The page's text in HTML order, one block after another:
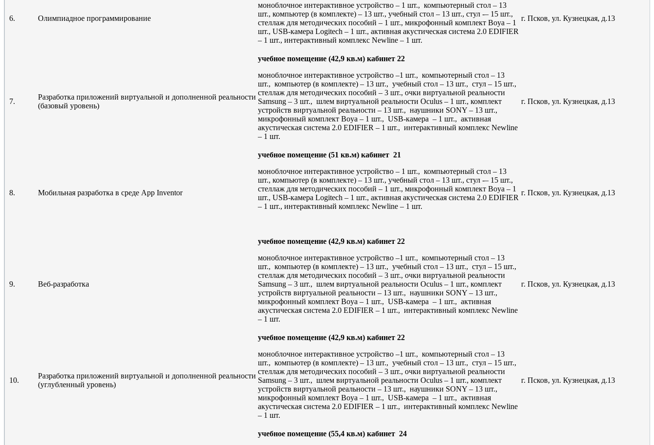
6. Олимпиадное программирование
моноблочное интерактивное устройство – 1 шт., компьютерный стол – 13
шт., компьютер (в комплекте) – 13 шт., учебный стол – 13 шт., стул -– 15 шт.,
стеллаж для методических пособий – 1 шт., микрофонный комплект Boya – 1
шт., USB-камера Logitech – 1 шт., активная акустическая система 2.0 EDIFIER
– 1 шт., интерактивный комплекс Newline – 1 шт.
г. Псков, ул. Кузнецкая, д.13
7.
Разработка приложений виртуальной и дополненной реальности
(базовый уровень)
учебное помещение (42,9 кв.м) кабинет 22
моноблочное интерактивное устройство –1 шт., компьютерный стол – 13
шт., компьютер (в комплекте) – 13 шт., учебный стол – 13 шт., стул – 15 шт.,
стеллаж для методических пособий – 3 шт., очки виртуальной реальности
Samsung – 3 шт., шлем виртуальной реальности Oculus – 1 шт., комплект
устройств виртуальной реальности – 13 шт., наушники SONY – 13 шт.,
микрофонный комплект Boya – 1 шт., USB-камера – 1 шт., активная
акустическая система 2.0 EDIFIER – 1 шт., интерактивный комплекс Newline
– 1 шт.
г. Псков, ул. Кузнецкая, д.13
8. Мобильная разработка в среде App Inventor
учебное помещение (51 кв.м) кабинет 21
моноблочное интерактивное устройство – 1 шт., компьютерный стол – 13
шт., компьютер (в комплекте) – 13 шт., учебный стол – 13 шт., стул -– 15 шт.,
стеллаж для методических пособий – 1 шт., микрофонный комплект Boya – 1
шт., USB-камера Logitech – 1 шт., активная акустическая система 2.0 EDIFIER
– 1 шт., интерактивный комплекс Newline – 1 шт.
г. Псков, ул. Кузнецкая, д.13
9. Веб-разработка
учебное помещение (42,9 кв.м) кабинет 22
моноблочное интерактивное устройство –1 шт., компьютерный стол – 13
шт., компьютер (в комплекте) – 13 шт., учебный стол – 13 шт., стул – 15 шт.,
стеллаж для методических пособий – 3 шт., очки виртуальной реальности
Samsung – 3 шт., шлем виртуальной реальности Oculus – 1 шт., комплект
устройств виртуальной реальности – 13 шт., наушники SONY – 13 шт.,
микрофонный комплект Boya – 1 шт., USB-камера – 1 шт., активная
акустическая система 2.0 EDIFIER – 1 шт., интерактивный комплекс Newline
– 1 шт.
г. Псков, ул. Кузнецкая, д.13
10.
Разработка приложений виртуальной и дополненной реальности
(углубленный уровень)
учебное помещение (42,9 кв.м) кабинет 22
моноблочное интерактивное устройство –1 шт., компьютерный стол – 13
шт., компьютер (в комплекте) – 13 шт., учебный стол – 13 шт., стул – 15 шт.,
стеллаж для методических пособий – 3 шт., очки виртуальной реальности
Samsung – 3 шт., шлем виртуальной реальности Oculus – 1 шт., комплект
устройств виртуальной реальности – 13 шт., наушники SONY – 13 шт.,
микрофонный комплект Boya – 1 шт., USB-камера – 1 шт., активная
акустическая система 2.0 EDIFIER – 1 шт., интерактивный комплекс Newline
– 1 шт.
г. Псков, ул. Кузнецкая, д.13
учебное помещение (55,4 кв.м) кабинет 24